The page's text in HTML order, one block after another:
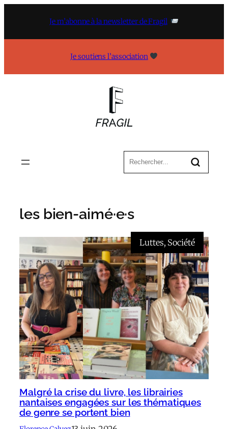
Je m’abonne à la newsletter de Fragil
Je soutiens l’association
les bien-aimé·e·s
Luttes, Société
Malgré la crise du livre, les librairies
nantaises engagées sur les thématiques
de genre se portent bien